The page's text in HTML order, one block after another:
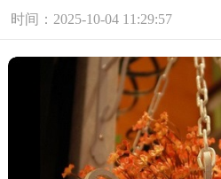
时间：2025-10-04 11:29:57